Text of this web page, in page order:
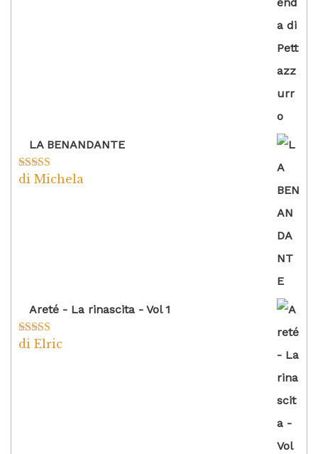
LA BENANDANTE
Valutato5su
di Michela
Areté - La rinascita - Vol 1
Valutato5
di Elric